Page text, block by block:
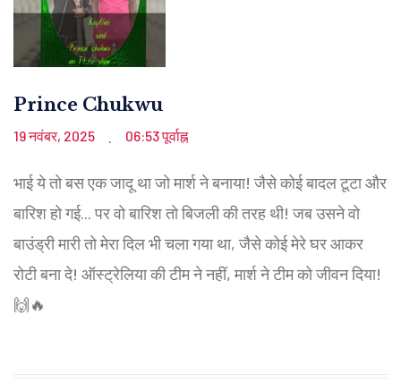
Prince Chukwu
19 नवंबर, 2025 06:53 पूर्वाह्न
भाई ये तो बस एक जादू था जो मार्श ने बनाया! जैसे कोई बादल टूटा और
बारिश हो गई... पर वो बारिश तो बिजली की तरह थी! जब उसने वो
बाउंड्री मारी तो मेरा दिल भी चला गया था, जैसे कोई मेरे घर आकर
रोटी बना दे! ऑस्ट्रेलिया की टीम ने नहीं, मार्श ने टीम को जीवन दिया!
🙌🔥